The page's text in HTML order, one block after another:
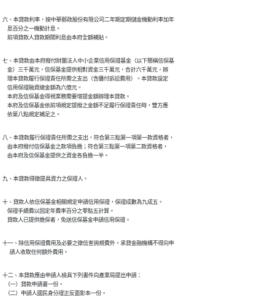
六、本貸款利率，按中華郵政股份有限公司二年期定期儲金機動利率加年
    息百分之一機動計息。
    前項貸款人貸款期間利息由本府全額補貼。
七、本貸款由本府撥付財團法人中小企業信用保證基金（以下簡稱信保基
    金）三千萬元，信保基金提供相對資金三千萬元，合計六千萬元，辦
    理本貸款履行保證責任所需之支出（含攤付訴訟費用）。本貸款設定
    信用保證融資總金額為六億元。
    本府及信保基金得視業務需要增提金額辦理本貸款。
    本府及信保基金依前項規定提撥之金額不足履行保證責任時，雙方應
    依第八點規定補足之。
八、本貸款履行保證責任所需之支出，符合第三點第一項第一款資格者，
    由本府撥付信保基金之款項負擔；符合第三點第一項第二款資格者，
    由本府及信保基金提供之資金各負擔一半。
九、本貸款得徵提具資力之保證人。
十、貸款人依信保基金相關規定申請信用保證，保證成數為九成五。
    保證手續費以固定年費率百分之零點五計算。
    貸款人已提供擔保者，免送信保基金申請信用保證。
十一、除信用保證費用及必要之徵信查詢規費外，承貸金融機構不得向申
      請人收取任何額外費用。
十二、本貸款應由申請人檢具下列書件向產業局提出申請：
  （一）貸款申請書一份。
  （二）申請人國民身分證正反面影本一份。